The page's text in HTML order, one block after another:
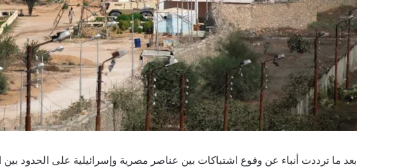
ي
ا
بعد ما ترددت أنباء عن وقوع اشتباكات بين عناصر مصرية وإسرائيلية على الحدود